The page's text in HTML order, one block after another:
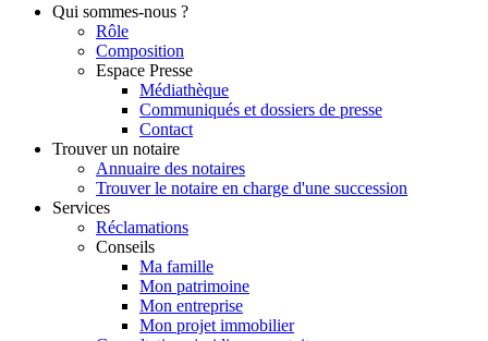
Qui sommes-nous ?
Rôle
Composition
Espace Presse
Médiathèque
Communiqués et dossiers de presse
Contact
Trouver un notaire
Annuaire des notaires
Trouver le notaire en charge d'une succession
Services
Réclamations
Conseils
Ma famille
Mon patrimoine
Mon entreprise
Mon projet immobilier